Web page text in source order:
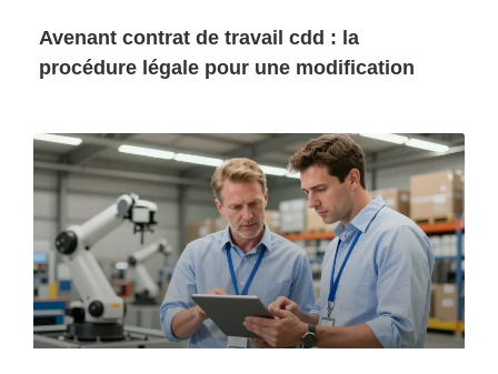
Avenant contrat de travail cdd : la
procédure légale pour une modification